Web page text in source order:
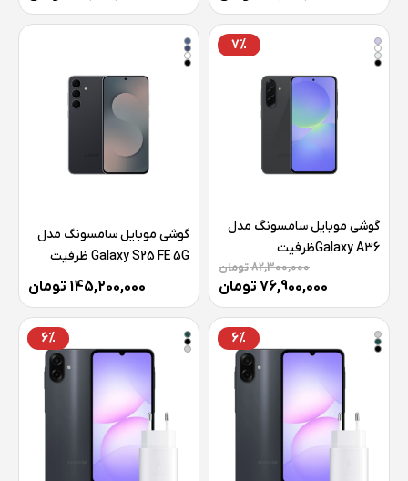
7%
گوشی موبايل سامسونگ مدل
Galaxy A36ظرفیت
82,300,000تومان
76,900,000 تومان
گوشی موبايل سامسونگ مدل
Galaxy S25 FE 5G ظرفیت
256 گیگابایت رم 8 گیگابایت-145,200,000 تومان
6%
6%